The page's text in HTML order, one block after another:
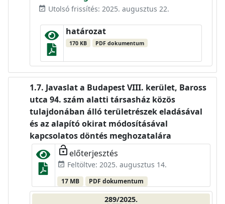
event_available Utolsó frissítés: 2025. augusztus 22.
határozat
170 KB PDF dokumentum
Javaslat a Budapest VIII. kerület, Baross
utca 94. szám alatti társasház közös
tulajdonában álló területrészek eladásával
és az alapító okirat módosításával
kapcsolatos döntés meghozatalára
lock_open előterjesztés
event_available Feltöltve: 2025. augusztus 14.
17 MB PDF dokumentum
289/2025.